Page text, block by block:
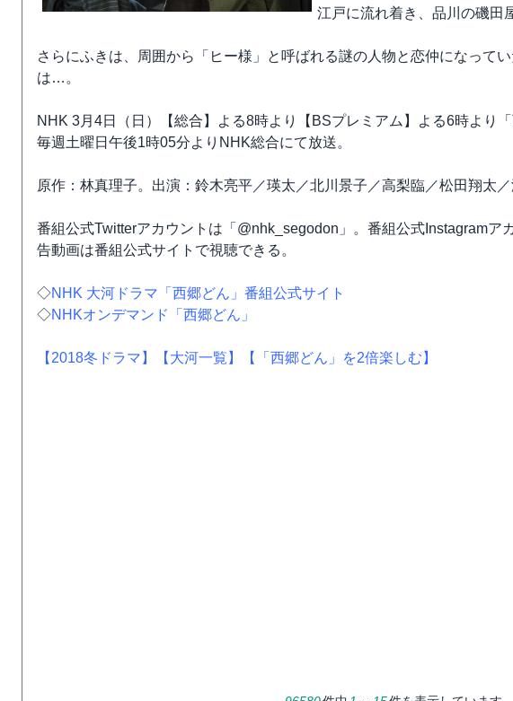
江戸に流れ着き、品川の磯田
さらにふきは、周囲から「ヒー様」と呼ばれる謎の人物と恋仲になって
は…。
NHK 3月4日（日）【総合】よる8時より【BSプレミアム】よる6時より
毎週土曜日午後1時05分よりNHK総合にて放送。
原作：林真理子。出演：鈴木亮平／瑛太／北川景子／高梨臨／松田翔太／
番組公式Twitterアカウントは「@nhk_segodon」。番組公式Instagramア
告動画は番組公式サイトで視聴できる。
◇NHK 大河ドラマ「西郷どん」番組公式サイト
◇NHKオンデマンド「西郷どん」
【2018冬ドラマ】 【大河一覧】 【「西郷どん」を2倍楽しむ】